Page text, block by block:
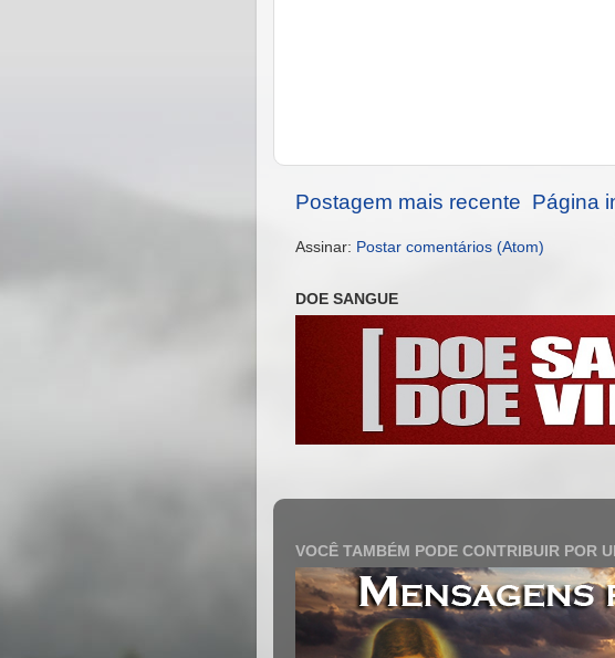
Postagem mais recente Página
Assinar: Postar comentários (Atom)
DOE SANGUE
VOCÊ TAMBÉM PODE CONTRIBUIR POR